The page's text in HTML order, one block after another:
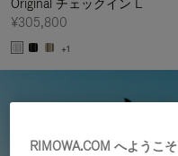
Original チェックイン L
¥305,800
+1
RIMOWA.COM へようこそ